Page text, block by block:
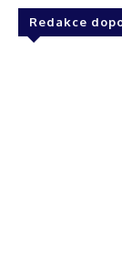
Redakce